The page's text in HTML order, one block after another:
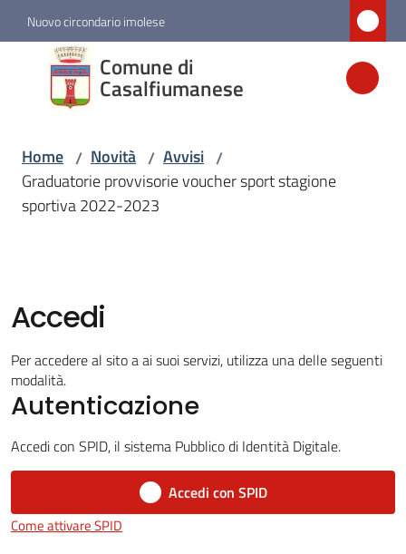
Vai al contenuto
Vai alla navigazione
Vai al footer
Nuovo circondario imolese
Comune di
Casalfiumanese
Comune di
Casalfiumanese
Amministrazione
Novità
Casalfiumanese
Home / Novità / Avvisi /
Graduatorie provvisorie voucher sport stagione
sportiva 2022-2023
Accedi
Per accedere al sito a ai suoi servizi, utilizza una delle seguenti
modalità.
Autenticazione
Accedi con SPID, il sistema Pubblico di Identità Digitale.
Accedi con SPID
Come attivare SPID